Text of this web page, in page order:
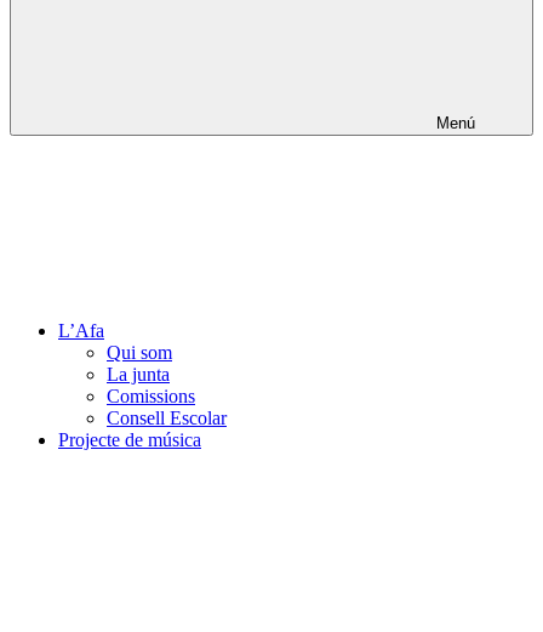
Menú
L’Afa
Qui som
La junta
Comissions
Consell Escolar
Projecte de música